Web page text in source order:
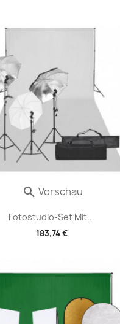
Fotostudio-Set Mit...
183,74 €
 Vorschau